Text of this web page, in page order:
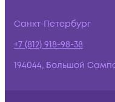
Санкт-Петербург
+7 (812) 918-98-38
194044, Большой